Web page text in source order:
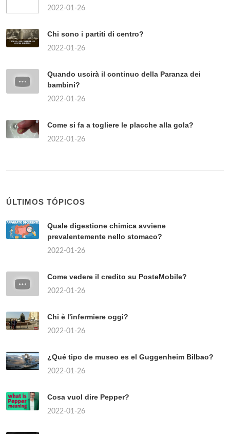
2022-01-26
Chi sono i partiti di centro?
2022-01-26
Quando uscirà il continuo della Paranza dei
bambini?
2022-01-26
Come si fa a togliere le placche alla gola?
2022-01-26
ÚLTIMOS TÓPICOS
Quale digestione chimica avviene
prevalentemente nello stomaco?
2022-01-26
Come vedere il credito su PosteMobile?
2022-01-26
Chi è l'infermiere oggi?
2022-01-26
¿Qué tipo de museo es el Guggenheim Bilbao?
2022-01-26
Cosa vuol dire Pepper?
2022-01-26